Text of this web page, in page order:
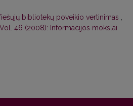
bibliotekų poveikio vertinimas
46 (2008): Informacijos mokslai